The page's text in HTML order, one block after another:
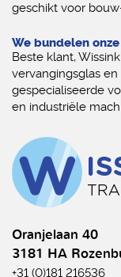
geschikt voor
We bundelen
Beste klant,
vervangingsglas
gespecialiseerde
en industriële
Oranjelaan 40
3181 HA
+31 (0)181 216536